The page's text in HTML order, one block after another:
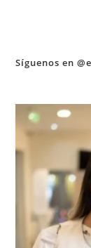
Síguenos en